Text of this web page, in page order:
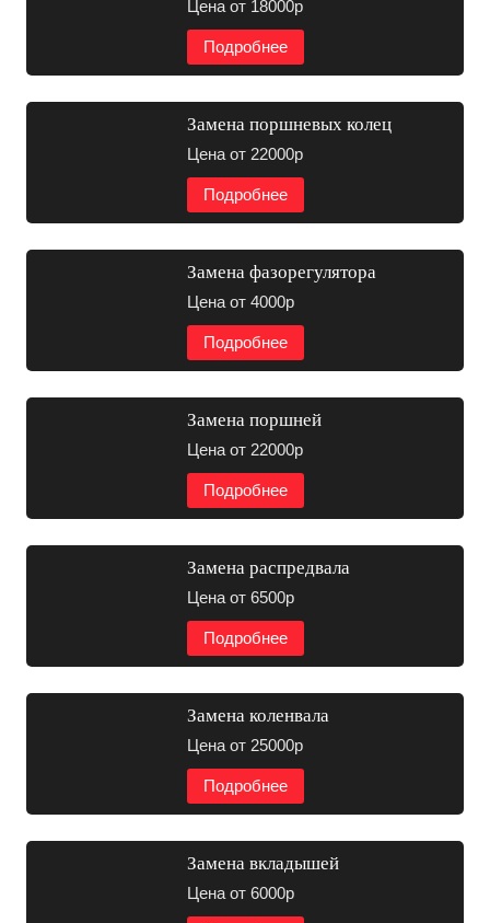
Цена от 18000р
Подробнее
Замена поршневых колец
Цена от 22000р
Подробнее
Замена фазорегулятора
Цена от 4000р
Подробнее
Замена поршней
Цена от 22000р
Подробнее
Замена распредвала
Цена от 6500р
Подробнее
Замена коленвала
Цена от 25000р
Подробнее
Замена вкладышей
Цена от 6000р